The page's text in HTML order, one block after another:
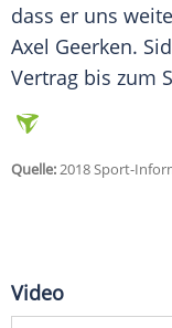
dass er uns
Axel Geerken.
Vertrag bis zum
Quelle:2018 Sport-
Video